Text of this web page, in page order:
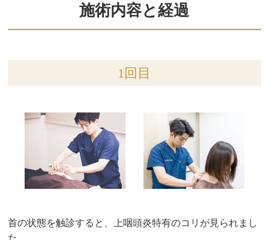
施術内容と経過
1回目
首の状態を触診すると、上咽頭炎特有のコリが見られまし